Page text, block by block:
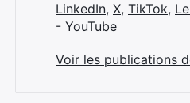
LinkedIn, X, TikTok,
- YouTube
Voir les publications